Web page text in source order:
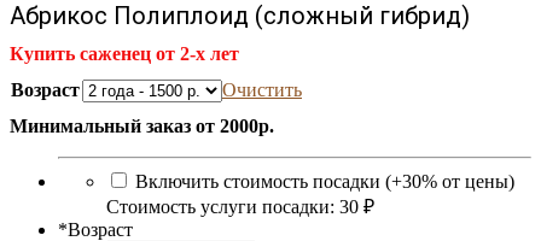
Абрикос Полиплоид (сложный гибрид)
Купить саженец от 2-х лет
Возраст
Очистить
Минимальный заказ от 2000р.
Включить стоимость посадки (+30% от цены)
Стоимость услуги посадки: 30 ₽
*Возраст